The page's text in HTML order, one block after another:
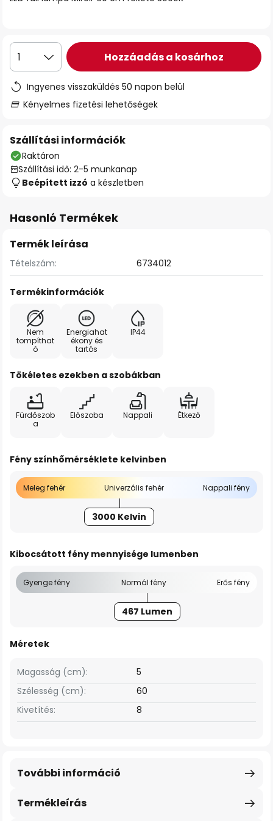
1 Hozzáadás a kosárhoz
Ingyenes visszaküldés 50 napon belül
Kényelmes fizetési lehetőségek
Szállítási információk
Raktáron
Szállítási idő: 2-5 munkanap
Beépített izzó a készletben
Hasonló Termékek
Termék leírása
Tételszám: 6734012
Termékinformációk
Nem
tompíthat
ó
Energiahat
ékony és
tartós
IP44
Tökéletes ezekben a szobákban
Fürdőszob
a
Előszoba Nappali Étkező
Fény színhőmérséklete kelvinben
Meleg fehér Univerzális fehér Nappali fény
3000 Kelvin
Kibocsátott fény mennyisége lumenben
Gyenge fény Normál fény Erős fény
467 Lumen
Méretek
Szélesség (cm): 60
Magasság (cm): 5
Kivetítés: 8
Termékleírás
További információ